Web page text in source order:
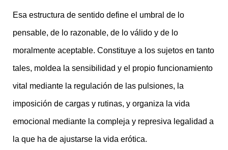
Esa estructura de sentido define el umbral de lo
pensable, de lo razonable, de lo válido y de lo
moralmente aceptable. Constituye a los sujetos en tanto
tales, moldea la sensibilidad y el propio funcionamiento
vital mediante la regulación de las pulsiones, la
imposición de cargas y rutinas, y organiza la vida
emocional mediante la compleja y represiva legalidad a
la que ha de ajustarse la vida erótica.